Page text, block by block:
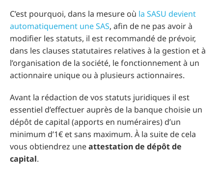
C’est pourquoi, dans la mesure où la SASU devient
automatiquement une SAS, afin de ne pas avoir à
modifier les statuts, il est recommandé de prévoir,
dans les clauses statutaires relatives à la gestion et à
l’organisation de la société, le fonctionnement à un
actionnaire unique ou à plusieurs actionnaires.
Avant la rédaction de vos statuts juridiques il est
essentiel d’effectuer auprès de la banque choisie un
dépôt de capital (apports en numéraires) d’un
minimum d’1€ et sans maximum. À la suite de cela
vous obtiendrez uneattestation de dépôt de
capital.